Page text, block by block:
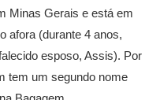
Minas Gerais e está em
afora (durante 4 anos,
esposo, Assis). Por
tem um segundo nome